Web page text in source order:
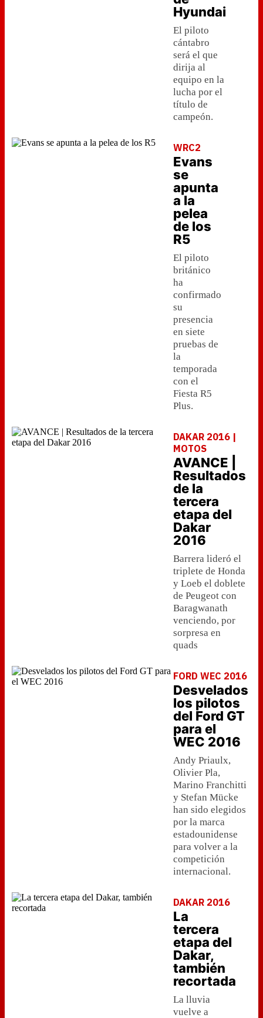
Hyundai
El piloto
cántabro
será el que
dirija al
equipo en la
lucha por el
título de
campeón.
WRC2
Evans
se
apunta
a la
pelea
de los
R5
El piloto
británico
ha
confirmado
su
presencia
en siete
pruebas de
la
temporada
con el
Fiesta R5
Plus.
DAKAR 2016 |
MOTOS
AVANCE |
Resultados
de la
tercera
etapa del
Dakar
2016
Barrera lideró el
triplete de Honda
y Loeb el doblete
de Peugeot con
Baragwanath
venciendo, por
sorpresa en
quads
FORD WEC 2016
Desvelados
los pilotos
del Ford GT
para el
WEC 2016
Andy Priaulx,
Olivier Pla,
Marino Franchitti
y Stefan Mücke
han sido elegidos
por la marca
estadounidense
para volver a la
competición
internacional.
DAKAR 2016
La
tercera
etapa del
Dakar,
también
recortada
La lluvia
vuelve a